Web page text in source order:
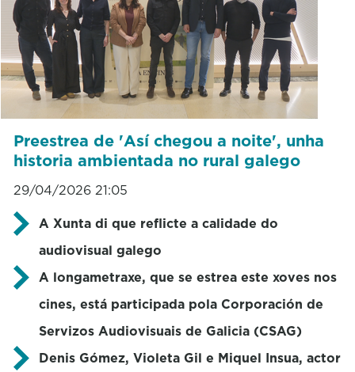
Preestrea de 'Así chegou a noite', unha
historia ambientada no rural galego
29/04/2026 21:05
A Xunta di que reflicte a calidade do
audiovisual galego
A longametraxe, que se estrea este xoves nos
cines, está participada pola Corporación de
Servizos Audiovisuais de Galicia (CSAG)
Denis Gómez, Violeta Gil e Miquel Insua, actor